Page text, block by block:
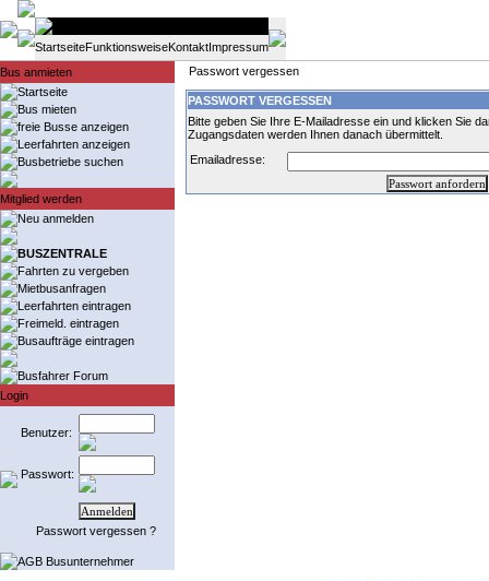
StartseiteFunktionsweiseKontaktImpressum
Bus anmieten
Startseite
Bus mieten
freie Busse anzeigen
Leerfahrten anzeigen
Busbetriebe suchen
Mitglied werden
Neu anmelden
BUSZENTRALE
Fahrten zu vergeben
Mietbusanfragen
Leerfahrten eintragen
Freimeld. eintragen
Busaufträge eintragen
Busfahrer Forum
Login
Benutzer:
Passwort:
Passwort vergessen ?
AGB Busunternehmer
Passwort vergessen
PASSWORT VERGESSEN
Bitte geben Sie Ihre E-Mailadresse ein und klicken Sie
Zugangsdaten werden Ihnen danach übermittelt.
Emailadresse: